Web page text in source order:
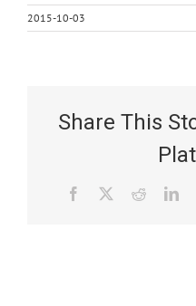
2015-10-03
Share This
Facebook Reddit